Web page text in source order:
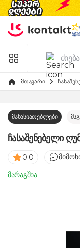
Skip to Content
მთავარი
მახასიათებლები
ჩასაშენებელი
0.0
მარაგშია